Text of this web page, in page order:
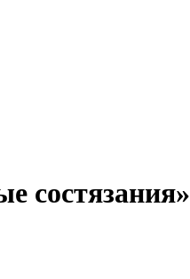
состязания»